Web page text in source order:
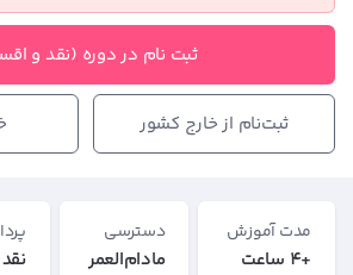
ثبت نام در دوره (نقد و
ثبت‌نام از خارج کشور
مدت آموزش
+4 ساعت
دسترسی
مادام‌العمر